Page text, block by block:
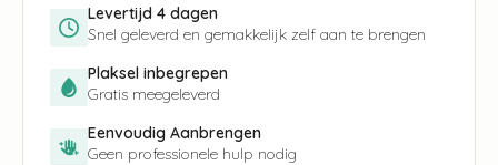
Levertijd 4 dagen
Snel geleverd en gemakkelijk zelf aan te brengen
Plaksel inbegrepen
Gratis meegeleverd
Eenvoudig Aanbrengen
Geen professionele hulp nodig